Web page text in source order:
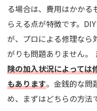
る場合は、費用はかかる
らえる点が特徴です。
が、プロによる修理なら
がりも問題ありません。
険の加入状況によっては
もあります。金銭的な問
め、まずはどちらの方法